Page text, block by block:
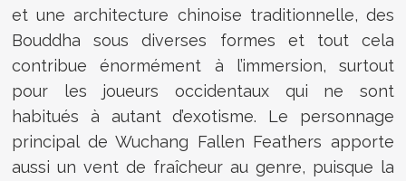
et une architecture chinoise traditionnelle, des
Bouddha sous diverses formes et tout cela
contribue énormément à l’immersion, surtout
pour les joueurs occidentaux qui ne sont
habitués à autant d’exotisme. Le personnage
principal de Wuchang Fallen Feathers apporte
aussi un vent de fraîcheur au genre, puisque la